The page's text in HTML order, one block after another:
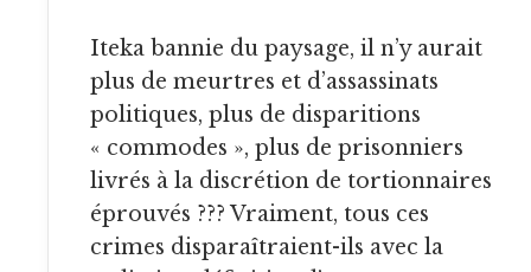
Iteka bannie du paysage, il n’y aurait
plus de meurtres et d’assassinats
politiques, plus de disparitions
« commodes », plus de prisonniers
livrés à la discrétion de tortionnaires
éprouvés ??? Vraiment, tous ces
crimes disparaîtraient-ils avec la